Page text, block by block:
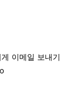
이메일 보내기